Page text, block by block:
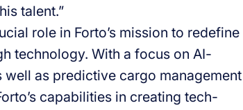
talent.”
role in Forto’s mission to redefine
technology. With a focus on AI-
as predictive cargo management
capabilities in creating tech-